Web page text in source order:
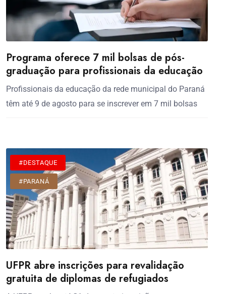
Programa oferece 7 mil bolsas de pós-
graduação para profissionais da educação
Profissionais da educação da rede municipal do Paraná
têm até 9 de agosto para se inscrever em 7 mil bolsas
#DESTAQUE
#PARANÁ
UFPR abre inscrições para revalidação
gratuita de diplomas de refugiados